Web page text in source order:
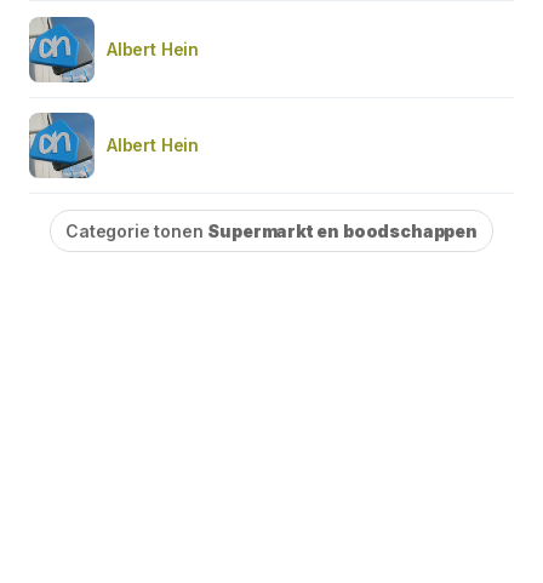
Albert Hein
Albert Hein
Categorie tonen Supermarkt en boodschappen